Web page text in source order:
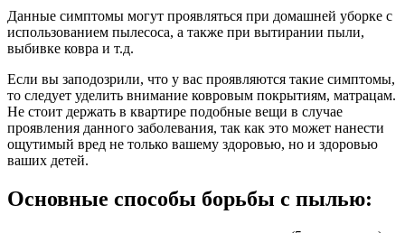
Данные симптомы могут проявляться при домашней уборке с
использованием пылесоса, а также при вытирании пыли,
выбивке ковра и т.д.
Если вы заподозрили, что у вас проявляются такие симптомы,
то следует уделить внимание ковровым покрытиям, матрацам.
Не стоит держать в квартире подобные вещи в случае
проявления данного заболевания, так как это может нанести
ощутимый вред не только вашему здоровью, но и здоровью
ваших детей.
Основные способы борьбы с пылью: